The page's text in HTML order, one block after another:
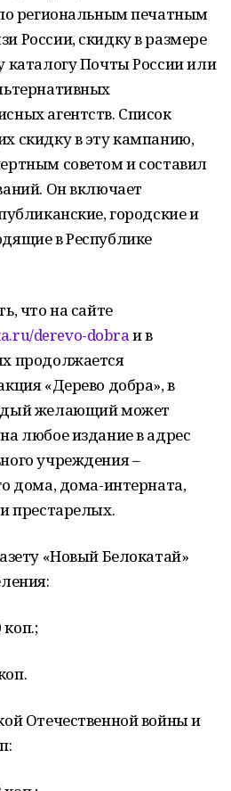
региональным печатным
России, скидку в размере
каталогу Почты России или
агентств. Список
скидку в эту кампанию,
советом и составил
Он включает
городские и
в Республике
что на сайте
derevo-dobraи в
продолжается
«Дерево добра», в
желающий может
любое издание в адрес
учреждения –
дома, дома-интерната,
престарелых.
«Новый Белокатай»
коп.;
Отечественной войны и